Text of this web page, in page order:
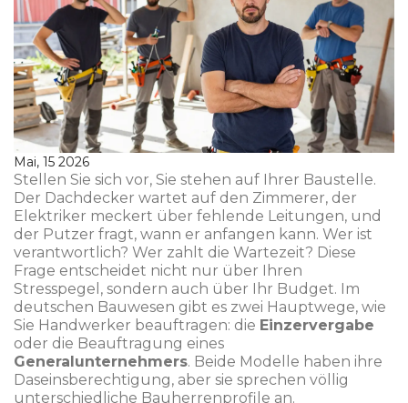
Mai, 15 2026
Stellen Sie sich vor, Sie stehen auf Ihrer Baustelle.
Der Dachdecker wartet auf den Zimmerer, der
Elektriker meckert über fehlende Leitungen, und
der Putzer fragt, wann er anfangen kann. Wer ist
verantwortlich? Wer zahlt die Wartezeit? Diese
Frage entscheidet nicht nur über Ihren
Stresspegel, sondern auch über Ihr Budget. Im
deutschen Bauwesen gibt es zwei Hauptwege, wie
Sie Handwerker beauftragen: die Einzervergabe
oder die Beauftragung eines
Generalunternehmers. Beide Modelle haben ihre
Daseinsberechtigung, aber sie sprechen völlig
unterschiedliche Bauherrenprofile an.